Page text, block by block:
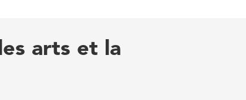
arts et la